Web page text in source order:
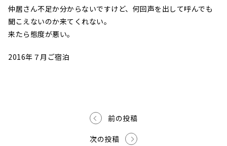
仲居さん不足か分からないですけど、何回声を出して呼んでも
聞こえないのか来てくれない。
来たら態度が悪い。
2016年７月ご宿泊
前の投稿
次の投稿